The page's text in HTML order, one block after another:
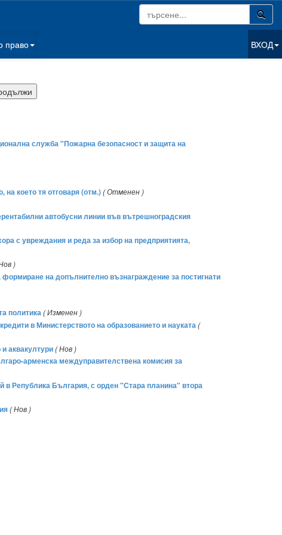
право
ВХОД
служба "Пожарна безопасност и защита на
което тя отговаря (отм.)( Отменен )
автобусни линии във вътрешноградския
с увреждания и реда за избор на предприятията,
)
на допълнително възнаграждение за постигнати
политика( Изменен )
в Министерството на образованието и науката(
аквакултури( Нов )
арменска междуправителствена комисия за
в Република България, с орден "Стара планина" втора
( Нов )